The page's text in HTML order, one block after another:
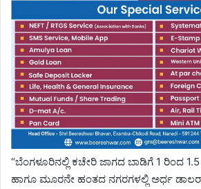
“ಬೆಂಗಳೂರಿನಲ್ಲಿ ಕಚೇರಿ ಜಾಗದ ಬಾಡಿಗೆ 1 ರಿಂದ
ಹಾಗೂ ಮೂರನೇ ಹಂತದ ನಗರಗಳಲ್ಲಿ ಅರ್ಧ